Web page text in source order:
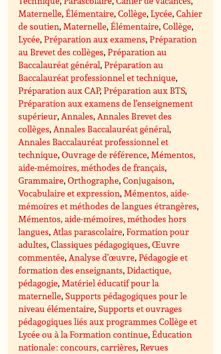
Maternelle,Élémentaire,Collège,Lycée,Cahier
de soutien, Maternelle,Élémentaire,Collège,
Lycée,Préparation aux examens,Préparation
au Brevet des collèges,Préparation au
Baccalauréat général,Préparation au
Baccalauréat professionnel et technique,
Préparation aux CAP,Préparation aux BTS,
Préparation aux examens de l’enseignement
supérieur, Annales, Annales Brevet des
collèges, Annales Baccalauréat général,
Annales Baccalauréat professionnel et
technique,Ouvrage de référence, Mémentos,
aide-mémoires, méthodes de français,
Grammaire,Orthographe,Conjugaison,
Vocabulaire et expression, Mémentos, aide-
mémoires et méthodes de langues étrangères,
Mémentos, aide-mémoires, méthodes hors
langues, Atlas parascolaire,Formation pour
adultes,Classiques pédagogiques,Œuvre
commentée, Analyse d’œuvre,Pédagogie et
formation des enseignants,Didactique,
pédagogie, Matériel éducatif pour la
maternelle, Supports pédagogiques pour le
niveau élémentaire, Supports et ouvrages
pédagogiques liés aux programmes Collège et
Lycée ou à la Formation continue,Éducation
nationale : concours, carrières,Revues